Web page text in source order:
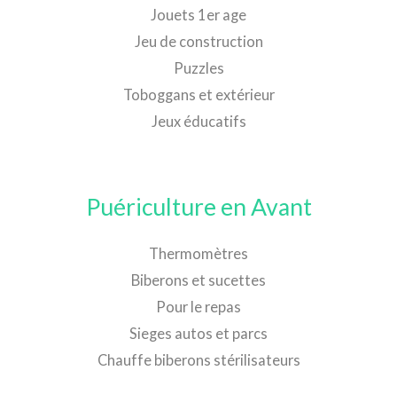
Jouets 1er age
Jeu de construction
Puzzles
Toboggans et extérieur
Jeux éducatifs
Puériculture en Avant
Thermomètres
Biberons et sucettes
Pour le repas
Sieges autos et parcs
Chauffe biberons stérilisateurs